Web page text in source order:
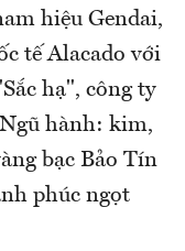
hiệu Gendai,
tế Alacado với
hạ", công ty
hành: kim,
bạc Bảo Tín
phúc ngọt